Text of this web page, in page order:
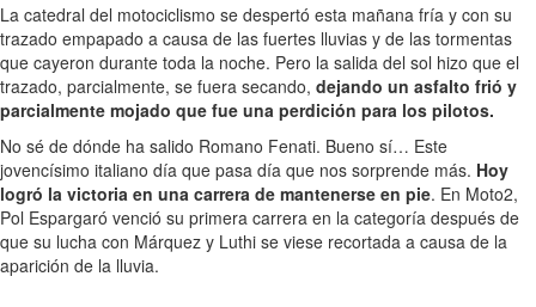
La catedral del motociclismo se despertó esta mañana fría y con su
trazado empapado a causa de las fuertes lluvias y de las tormentas
que cayeron durante toda la noche. Pero la salida del sol hizo que el
trazado, parcialmente, se fuera secando, dejando un asfalto frió y
parcialmente mojado que fue una perdición para los pilotos.
No sé de dónde ha salido Romano Fenati. Bueno sí… Este
jovencísimo italiano día que pasa día que nos sorprende más. Hoy
logró la victoria en una carrera de mantenerse en pie. En Moto2,
Pol Espargaró venció su primera carrera en la categoría después de
que su lucha con Márquez y Luthi se viese recortada a causa de la
aparición de la lluvia.